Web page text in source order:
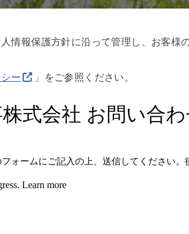
情報保護方針に沿って管理し、お客様
ー 」をご参照ください。